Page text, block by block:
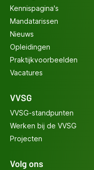
Kennispagina's
Mandatarissen
Nieuws
Opleidingen
Praktijkvoorbeelden
Vacatures
VVSG
VVSG-standpunten
Werken bij de VVSG
Projecten
Volg ons